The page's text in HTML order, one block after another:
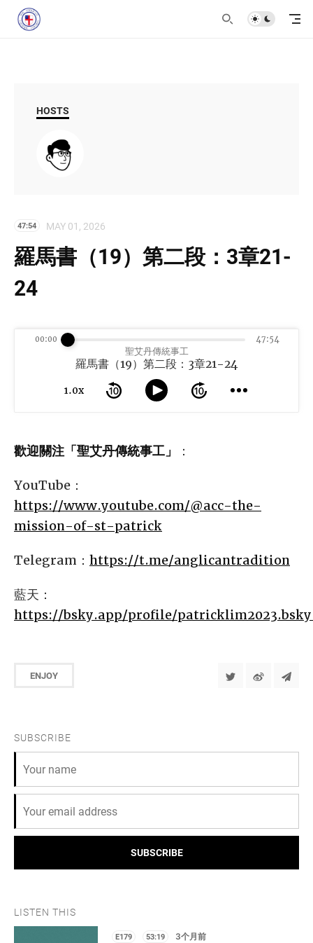
HOSTS
47:54 MAY 01, 2026
羅馬書（19）第二段：3章21-
24
聖艾丹傳統事工
羅馬書（19）第二段：3章21-24
1.0x
00:00 47:54
歡迎關注「聖艾丹傳統事工」 ：
YouTube：
https://www.youtube.com/@acc-the-
mission-of-st-patrick
Telegram： https://t.me/anglicantradition
藍天：
https://bsky.app/profile/
ENJOY
SUBSCRIBE
SUBSCRIBE
LISTEN THIS
E179 53:19 3个月前